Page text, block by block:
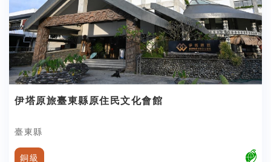
伊塔原旅臺東縣原住民文化會館
臺東縣
銅級